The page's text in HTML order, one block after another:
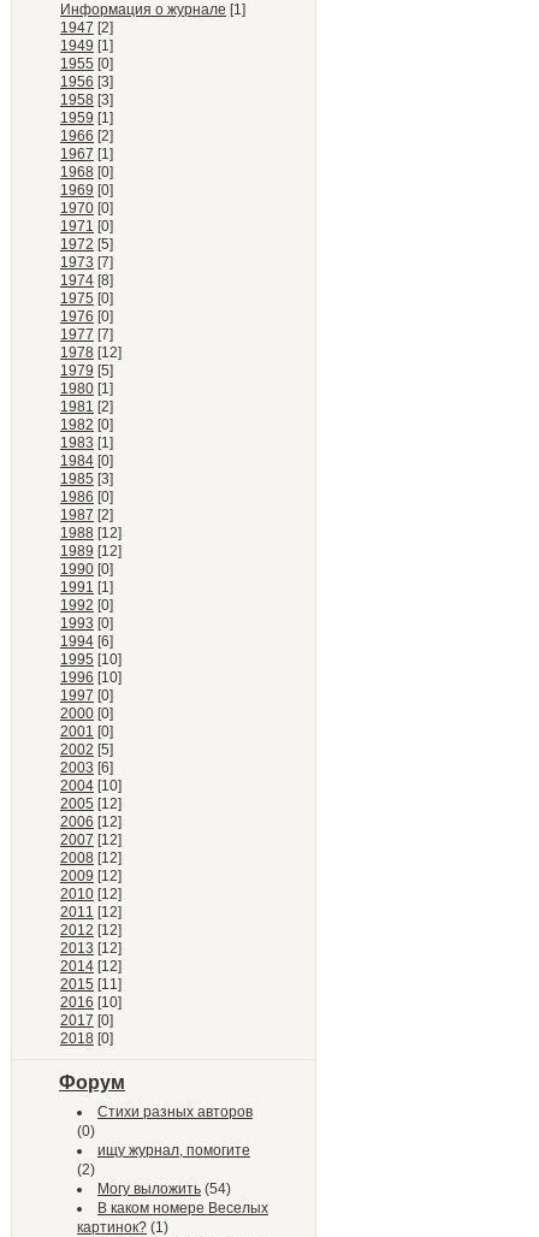
Информация о журнале [1]
1947 [2]
1949 [1]
1955 [0]
1956 [3]
1958 [3]
1959 [1]
1966 [2]
1967 [1]
1968 [0]
1969 [0]
1970 [0]
1971 [0]
1972 [5]
1973 [7]
1974 [8]
1975 [0]
1976 [0]
1977 [7]
1978 [12]
1979 [5]
1980 [1]
1981 [2]
1982 [0]
1983 [1]
1984 [0]
1985 [3]
1986 [0]
1987 [2]
1988 [12]
1989 [12]
1990 [0]
1991 [1]
1992 [0]
1993 [0]
1994 [6]
1995 [10]
1996 [10]
1997 [0]
2000 [0]
2001 [0]
2002 [5]
2003 [6]
2004 [10]
2005 [12]
2006 [12]
2007 [12]
2008 [12]
2009 [12]
2010 [12]
2011 [12]
2012 [12]
2013 [12]
2014 [12]
2015 [11]
2016 [10]
2017 [0]
2018 [0]
Форум
Стихи разных авторов
(0)
ищу журнал, помогите
(2)
Могу выложить (54)
В каком номере Веселых
картинок? (1)